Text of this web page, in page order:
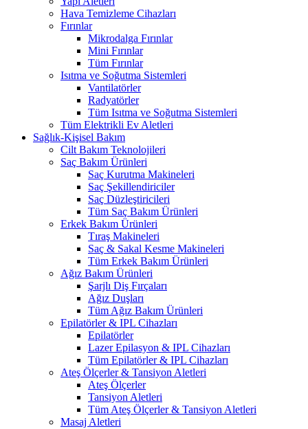
Hava Temizleme Cihazları
Fırınlar
Mikrodalga Fırınlar
Mini Fırınlar
Tüm Fırınlar
Isıtma ve Soğutma Sistemleri
Vantilatörler
Radyatörler
Tüm Isıtma ve Soğutma Sistemleri
Tüm Elektrikli Ev Aletleri
Sağlık-Kişisel Bakım
Cilt Bakım Teknolojileri
Saç Bakım Ürünleri
Saç Kurutma Makineleri
Saç Şekillendiriciler
Saç Düzleştiricileri
Tüm Saç Bakım Ürünleri
Erkek Bakım Ürünleri
Tıraş Makineleri
Saç & Sakal Kesme Makineleri
Tüm Erkek Bakım Ürünleri
Ağız Bakım Ürünleri
Şarjlı Diş Fırçaları
Ağız Duşları
Tüm Ağız Bakım Ürünleri
Epilatörler & IPL Cihazları
Epilatörler
Lazer Epilasyon & IPL Cihazları
Tüm Epilatörler & IPL Cihazları
Ateş Ölçerler & Tansiyon Aletleri
Ateş Ölçerler
Tansiyon Aletleri
Tüm Ateş Ölçerler & Tansiyon Aletleri
Masaj Aletleri